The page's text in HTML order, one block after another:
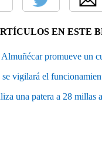
EN ESTE
promueve un
se vigilará el
una patera a 28 millas